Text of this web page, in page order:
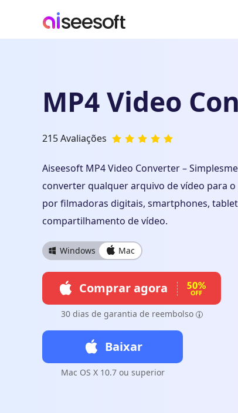
MP4 Video
215 Avaliações
Aiseesoft MP4 Video Converter –
converter qualquer arquivo de vídeo para
por filmadoras digitais, smartphones,
compartilhamento de vídeo.
Windows Mac
Comprar agora
30 dias de garantia de reembolso
Baixar
Mac OS X 10.7 ou superior